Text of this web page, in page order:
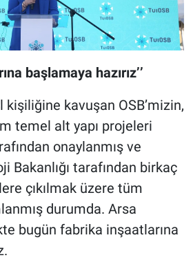
başlamaya hazırız’’
kişiliğine kavuşan OSB’mizin,
temel alt yapı projeleri
onaylanmış ve
Bakanlığı tarafından birkaç
çıkılmak üzere tüm
durumda. Arsa
bugün fabrika inşaatlarına